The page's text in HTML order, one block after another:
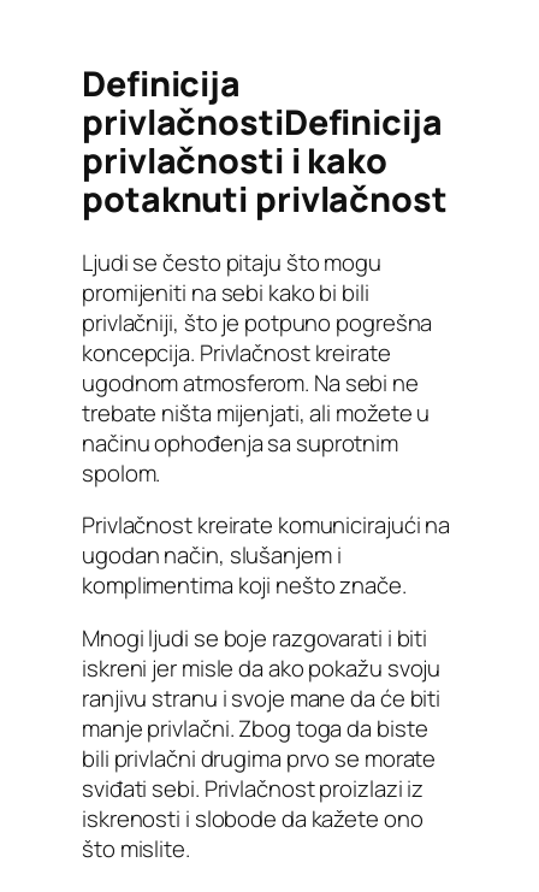
Definicija
privlačnostiDefinicija
privlačnosti i kako
potaknuti privlačnost
Ljudi se često pitaju što mogu
promijeniti na sebi kako bi bili
privlačniji, što je potpuno pogrešna
koncepcija. Privlačnost kreirate
ugodnom atmosferom. Na sebi ne
trebate ništa mijenjati, ali možete u
načinu ophođenja sa suprotnim
spolom.
Privlačnost kreirate komunicirajući na
ugodan način, slušanjem i
komplimentima koji nešto znače.
Mnogi ljudi se boje razgovarati i biti
iskreni jer misle da ako pokažu svoju
ranjivu stranu i svoje mane da će biti
manje privlačni. Zbog toga da biste
bili privlačni drugima prvo se morate
sviđati sebi. Privlačnost proizlazi iz
iskrenosti i slobode da kažete ono
što mislite.